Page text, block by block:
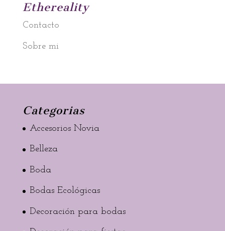
Ethereality
Contacto
Sobre mi
Categorias
Accesorios Novia
Belleza
Boda
Bodas Ecológicas
Decoración para bodas